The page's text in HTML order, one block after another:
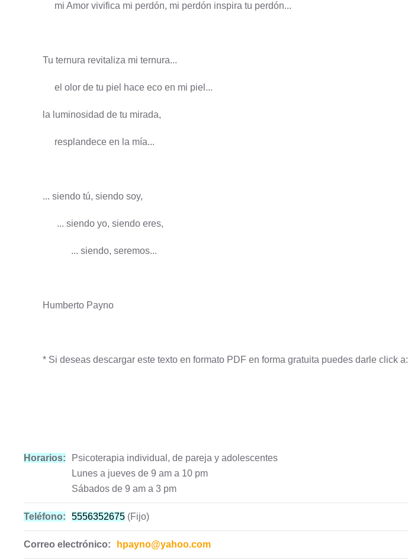
mi Amor vivifica mi perdón, mi perdón inspira tu perdón...
Tu ternura revitaliza mi ternura...
el olor de tu piel hace eco en mi piel...
la luminosidad de tu mirada,
resplandece en la mía...
... siendo tú, siendo soy,
... siendo yo, siendo eres,
... siendo, seremos...
Humberto Payno
* Si deseas descargar este texto en formato PDF en forma gratuita puedes darle click a:
Horarios:
Psicoterapia individual, de pareja y adolescentes
Lunes a jueves de 9 am a 10 pm
Sábados de 9 am a 3 pm
Teléfono: 5556352675 (Fijo)
Correo electrónico: hpayno@yahoo.com